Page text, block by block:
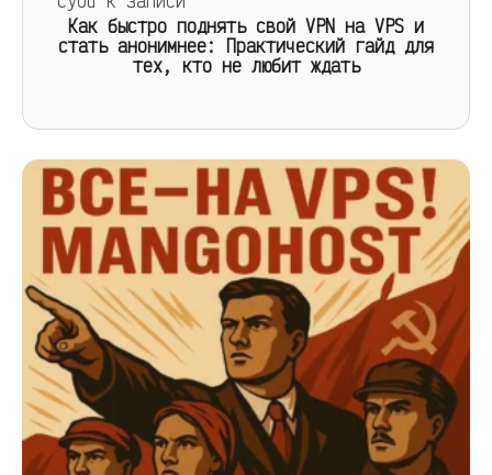
Как быстро поднять свой VPN на VPS и
стать анонимнее: Практический гайд для
тех, кто не любит ждать